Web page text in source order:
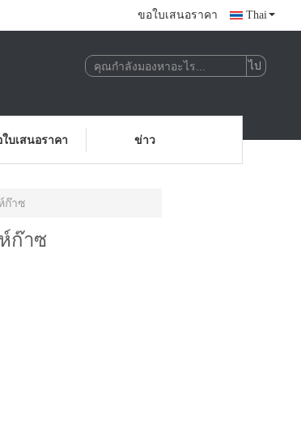
ขอใบเสนอราคา Thai
บเสนอราคา ข่าว
ก๊าซ
ก๊าซ